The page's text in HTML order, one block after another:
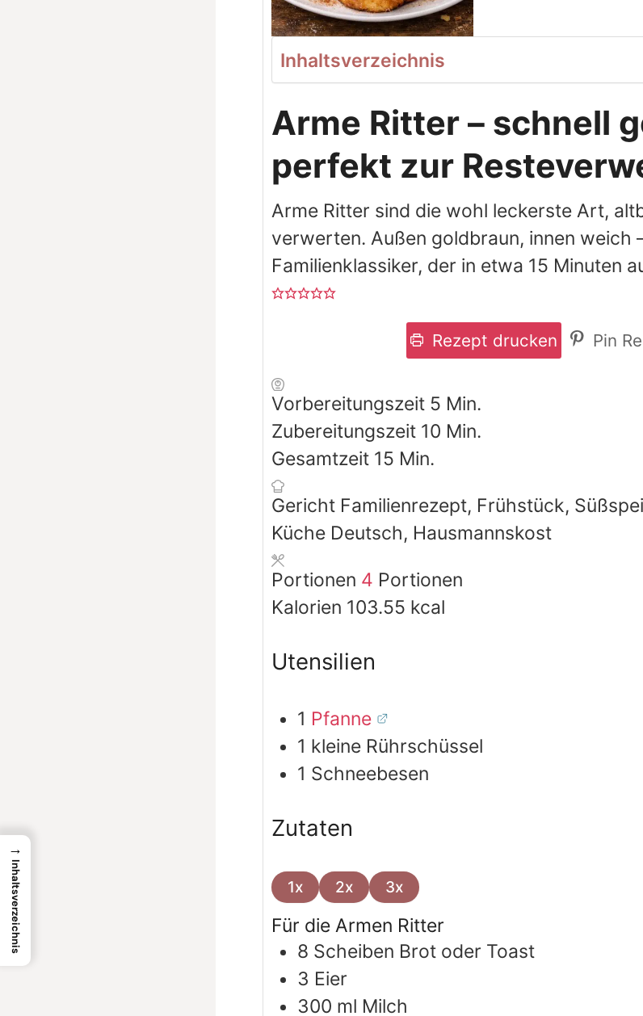
Inhaltsverzeichnis
Arme Ritter – schnell
perfekt zur
Arme Ritter sind die wohl leckerste Art,
verwerten. Außen goldbraun, innen weich
Familienklassiker, der in etwa 15 Minuten
Rezept drucken Pin
Vorbereitungszeit 5Minuten
Min.
Zubereitungszeit 10Minuten
Min.
Gesamtzeit 15Minuten
Min.
Gericht Familienrezept, Frühstück,
Küche Deutsch, Hausmannskost
Portionen 4 Portionen
Kalorien 103.55 kcal
Utensilien
1 Pfanne
1 kleine Rührschüssel
1 Schneebesen
Zutaten
1x 2x 3x
Für die Armen Ritter
8 Scheiben Brot oder Toast
3 Eier
300 ml Milch
→
Inhaltsverzeichnis